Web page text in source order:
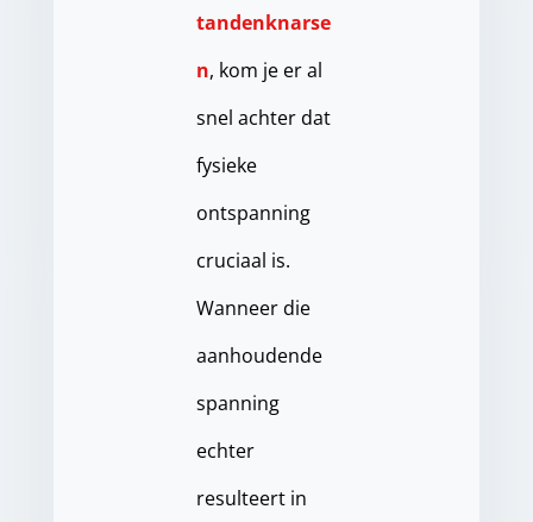
tandenknarse
n, kom je er al
snel achter dat
fysieke
ontspanning
cruciaal is.
Wanneer die
aanhoudende
spanning
echter
resulteert in